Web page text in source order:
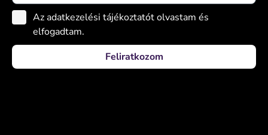
Az adatkezelési tájékoztatót olvastam és
elfogadtam.
Feliratkozom